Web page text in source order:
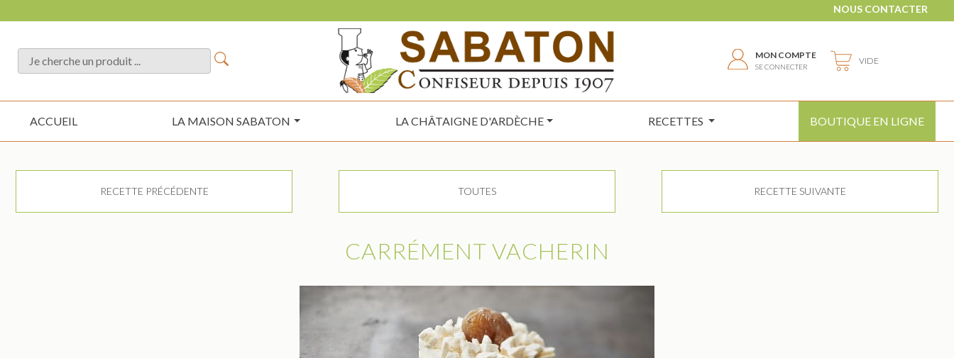
NOUS CONTACTER
MON COMPTE
SE CONNECTER
VIDE
ACCUEIL LA MAISON SABATON LA CHÂTAIGNE D'ARDÈCHE RECETTES BOUTIQUE EN LIGNE
RECETTE PRÉCÉDENTE TOUTES RECETTE SUIVANTE
CARRÉMENT VACHERIN